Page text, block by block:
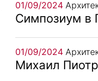
01/09/2024
Симпозиум в
01/09/2024
Михаил